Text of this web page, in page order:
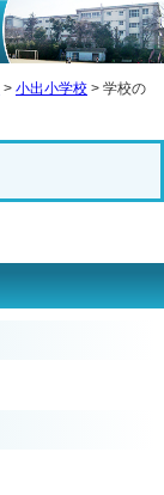
> 小出小学校 > 学校の